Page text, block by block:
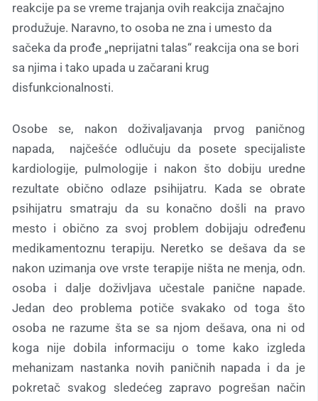
reakcije pa se vreme trajanja ovih reakcija značajno
produžuje. Naravno, to osoba ne zna i umesto da
sačeka da prođe „neprijatni talas“ reakcija ona se bori
sa njima i tako upada u začarani krug
disfunkcionalnosti.
Osobe se, nakon doživaljavanja prvog paničnog
napada, najčešće odlučuju da posete specijaliste
kardiologije, pulmologije i nakon što dobiju uredne
rezultate obično odlaze psihijatru. Kada se obrate
psihijatru smatraju da su konačno došli na pravo
mesto i obično za svoj problem dobijaju određenu
medikamentoznu terapiju. Neretko se dešava da se
nakon uzimanja ove vrste terapije ništa ne menja, odn.
osoba i dalje doživljava učestale panične napade.
Jedan deo problema potiče svakako od toga što
osoba ne razume šta se sa njom dešava, ona ni od
koga nije dobila informaciju o tome kako izgleda
mehanizam nastanka novih paničnih napada i da je
pokretač svakog sledećeg zapravo pogrešan način